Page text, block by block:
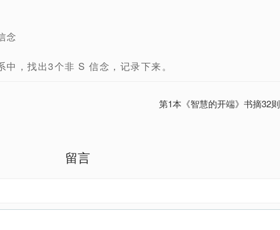
念
，找出3个非 S 信念，记录下来。
第1本《智慧的开端》书摘32则
留言